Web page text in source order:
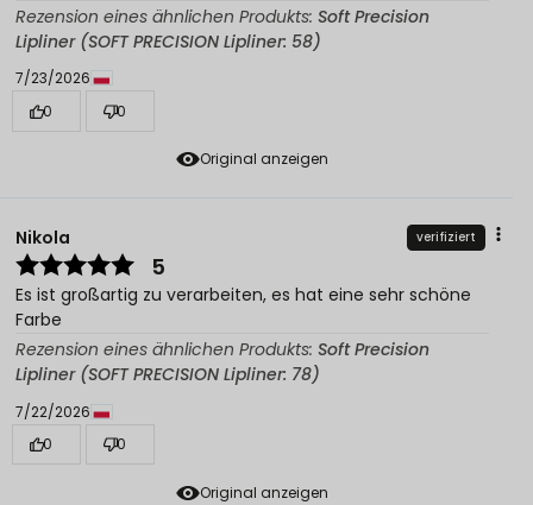
Original anzeigen
Rezension eines ähnlichen Produkts: Soft Precision
Lipliner (SOFT PRECISION Lipliner: 58)
7/23/2026
0
0
Original anzeigen
Nikola verifiziert
5
Es ist großartig zu verarbeiten, es hat eine sehr schöne
Farbe
Rezension eines ähnlichen Produkts: Soft Precision
Lipliner (SOFT PRECISION Lipliner: 78)
7/22/2026
0
0